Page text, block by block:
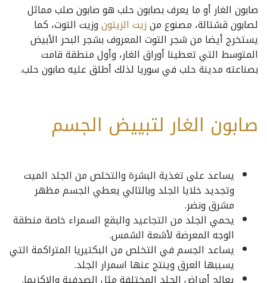
صابون الغار أو ما يعرف بصابون حلب هو صابون صلب مماثل
لصابون قشتالة، مصنوع منزيت الزيتونوزيت التوت، كما
يستخرج أيضا من شجر التوت المعروف بشجر البحر الأبيض
المتوسط ​​التي تعطينا أوراق الغار، وأول منطقة قامت
بصناعته مدينة حلب في سوريا لذلك أطلق عليه صابون حلب.
صابون الغار لتبييض الجسم
يساعد على تغذية البشرة والتخلص من الجلد الميت
وتجديد خلايا الجلد وبالتالي يعطي الجسم مظهر
مشرق ونضر.
يحمي الجلد من التجاعيد والبقع السمراء خاصة منطقة
الوجه المعرضة لأشعة الشمس.
يساعد الجسم في التخلص من البكتيريا المتراكمة التي
يسببها العرق وينتج عنها اسمرار الجلد.